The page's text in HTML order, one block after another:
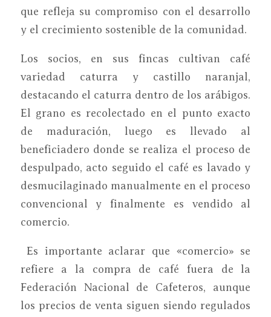
que refleja su compromiso con el desarrollo
y el crecimiento sostenible de la comunidad.
Los socios, en sus fincas cultivan café
variedad caturra y castillo naranjal,
destacando el caturra dentro de los arábigos.
El grano es recolectado en el punto exacto
de maduración, luego es llevado al
beneficiadero donde se realiza el proceso de
despulpado, acto seguido el café es lavado y
desmucilaginado manualmente en el proceso
convencional y finalmente es vendido al
comercio.
Es importante aclarar que «comercio» se
refiere a la compra de café fuera de la
Federación Nacional de Cafeteros, aunque
los precios de venta siguen siendo regulados